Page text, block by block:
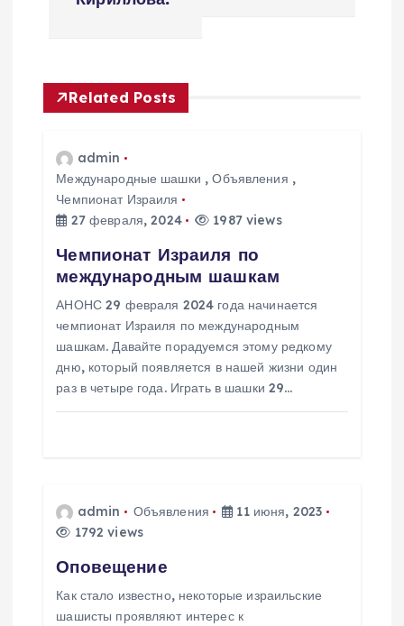
ц
м
Related Posts
admin
Международные шашки ,Объявления ,
Чемпионат Израиля
27 февраля, 2024
1987 views
Чемпионат Израиля по
международным шашкам
АНОНС 29 февраля 2024 года начинается
чемпионат Израиля по международным
шашкам. Давайте порадуемся этому редкому
дню, который появляется в нашей жизни один
раз в четыре года. Играть в шашки 29…
admin Объявления
11 июня, 2023
1792 views
Оповещение
Как стало известно, некоторые израильские
шашисты проявляют интерес к